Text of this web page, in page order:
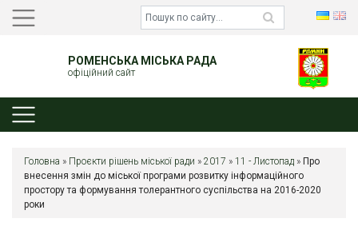
РОМЕНСЬКА МІСЬКА РАДА
офіційний сайт
Головна » Проєкти рішень міської ради » 2017 » 11 - Листопад » Про
внесення змін до міської програми розвитку інформаційного
простору та формування толерантного суспільства на 2016-2020
роки